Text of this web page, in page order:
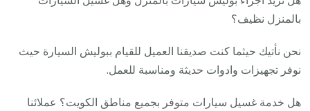
بالمنزل نظيف؟
نحن نأتيك حيثما كنت صديقنا العميل للقيام ببوليش السيارة حيث
نوفر تجهيزات وادوات حديثة ومناسبة للعمل.
هل خدمة غسيل سيارات متوفر بجميع مناطق الكويت؟ عملائنا